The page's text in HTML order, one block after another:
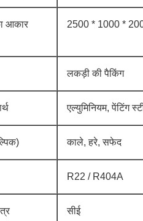
आकार
2500 * 1000 *
लकड़ी की पैकिंग
एल्युमिनियम, पेंटिंग
काले, हरे, सफेद
R22 / R404A
सीई